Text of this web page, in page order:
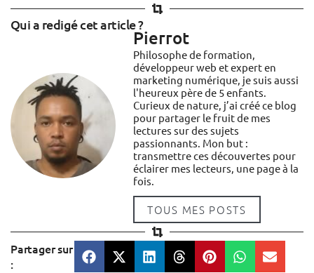
Qui a redigé cet article ?
Pierrot
Philosophe de formation,
développeur web et expert en
marketing numérique, je suis aussi
l'heureux père de 5 enfants.
Curieux de nature, j’ai créé ce blog
pour partager le fruit de mes
lectures sur des sujets
passionnants. Mon but :
transmettre ces découvertes pour
éclairer mes lecteurs, une page à la
fois.
TOUS MES POSTS
Partager sur
: